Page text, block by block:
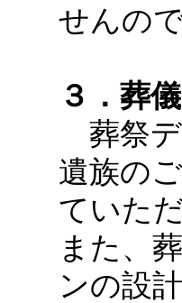
せんの
３．葬
葬祭デ
遺族の
ていた
また、
ンの設